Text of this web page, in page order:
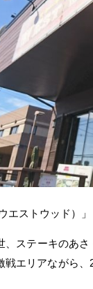
エストウッド）
、ステーキのあ
戦エリアながら